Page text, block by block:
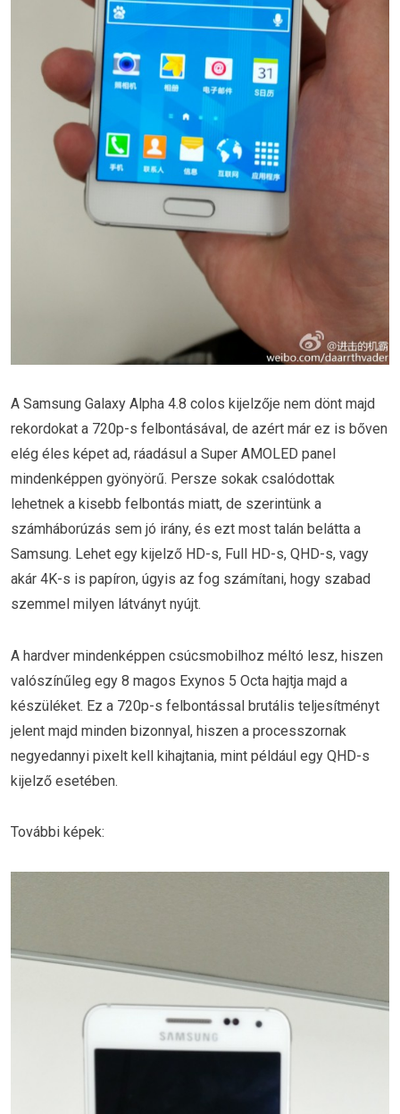
A Samsung Galaxy Alpha 4.8 colos kijelzője nem dönt majd
rekordokat a 720p-s felbontásával, de azért már ez is bőven
elég éles képet ad, ráadásul a Super AMOLED panel
mindenképpen gyönyörű. Persze sokak csalódottak
lehetnek a kisebb felbontás miatt, de szerintünk a
számháborúzás sem jó irány, és ezt most talán belátta a
Samsung. Lehet egy kijelző HD-s, Full HD-s, QHD-s, vagy
akár 4K-s is papíron, úgyis az fog számítani, hogy szabad
szemmel milyen látványt nyújt.
A hardver mindenképpen csúcsmobilhoz méltó lesz, hiszen
valószínűleg egy 8 magos Exynos 5 Octa hajtja majd a
készüléket. Ez a 720p-s felbontással brutális teljesítményt
jelent majd minden bizonnyal, hiszen a processzornak
negyedannyi pixelt kell kihajtania, mint például egy QHD-s
kijelző esetében.
További képek: